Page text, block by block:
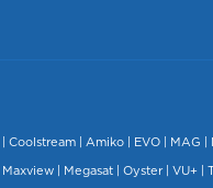
| Coolstream | Amiko EVO MAG
Maxview Megasat | Oyster | VU+